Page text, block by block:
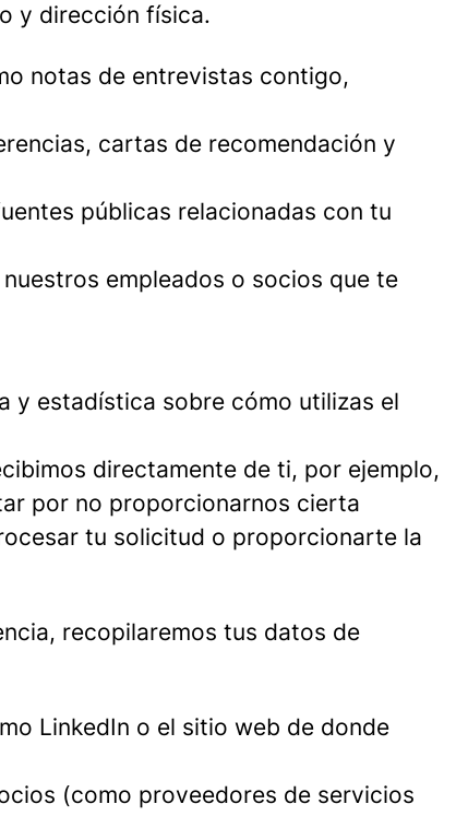
y dirección física.
notas de entrevistas contigo,
cartas de recomendación y
públicas relacionadas con tu
empleados o socios que te
y estadística sobre cómo utilizas el
directamente de ti, por ejemplo,
por no proporcionarnos cierta
tu solicitud o proporcionarte la
recopilaremos tus datos de
LinkedIn o el sitio web de donde
(como proveedores de servicios